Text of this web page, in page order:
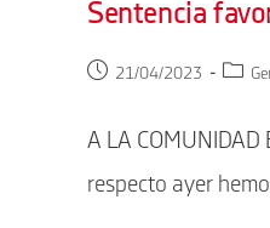
Sentencia
Publicación
entrada:
21/04/2023
A LA COMUNIDAD
respecto ayer